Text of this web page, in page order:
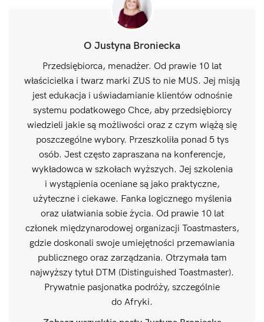
O Justyna Broniecka
Przedsiębiorca, menadżer. Od prawie 10 lat
właścicielka i twarz marki ZUS to nie MUS. Jej misją
jest edukacja i uświadamianie klientów odnośnie
systemu podatkowego Chce, aby przedsiębiorcy
wiedzieli jakie są możliwości oraz z czym wiążą się
poszczególne wybory. Przeszkoliła ponad 5 tys
osób. Jest często zapraszana na konferencje,
wykładowca w szkołach wyższych. Jej szkolenia
i wystąpienia oceniane są jako praktyczne,
użyteczne i ciekawe. Fanka logicznego myślenia
oraz ułatwiania sobie życia. Od prawie 10 lat
członek międzynarodowej organizacji Toastmasters,
gdzie doskonali swoje umiejętności przemawiania
publicznego oraz zarządzania. Otrzymała tam
najwyższy tytuł DTM (Distinguished Toastmaster).
Prywatnie pasjonatka podróży, szczególnie
do Afryki.